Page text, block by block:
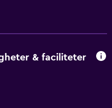
& faciliteter